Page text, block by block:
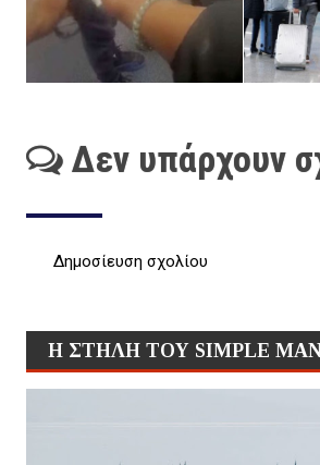
Δεν υπάρχουν
Δημοσίευση σχολίου
Η ΣΤΗΛΗ ΤΟΥ SIMPLE